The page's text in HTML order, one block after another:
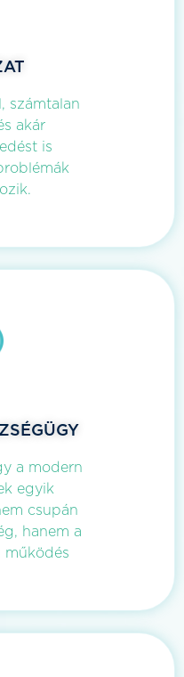
számtalan
akár
is
a modern
egyik
csupán
hanem a
működés